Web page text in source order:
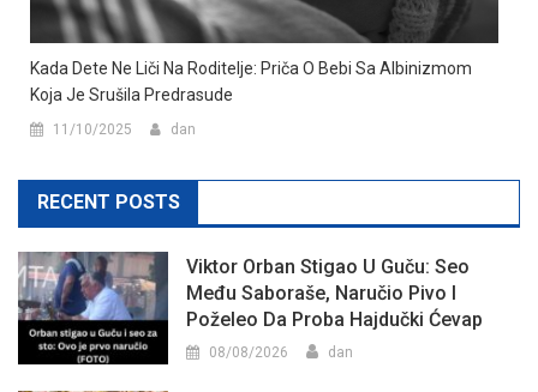
Kada Dete Ne Liči Na Roditelje: Priča O Bebi Sa Albinizmom
Koja Je Srušila Predrasude
11/10/2025 dan
RECENT POSTS
Viktor Orban Stigao U Guču: Seo
Među Saboraše, Naručio Pivo I
Poželeo Da Proba Hajdučki Ćevap
08/08/2026 dan